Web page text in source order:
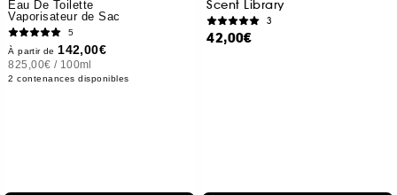
Eau De Toilette
Vaporisateur de Sac
5
À partir de 142,00€
825,00€ / 100ml
2 contenances disponibles
Scent Library
3
42,00€